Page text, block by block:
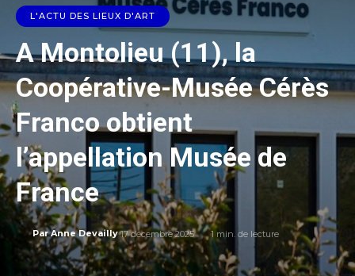
L'ACTU DES LIEUX D'ART
A Montolieu (11), la
Coopérative-Musée Cérès
Franco obtient
l’appellation Musée de
France
Par Anne Devailly 17 décembre 2025 1 min. de lecture